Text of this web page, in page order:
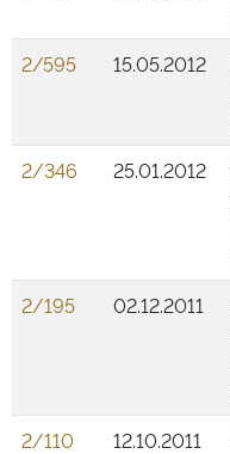
2/595
15.05.2012
2/346
25.01.2012
2/195
02.12.2011
2/110
12.10.2011